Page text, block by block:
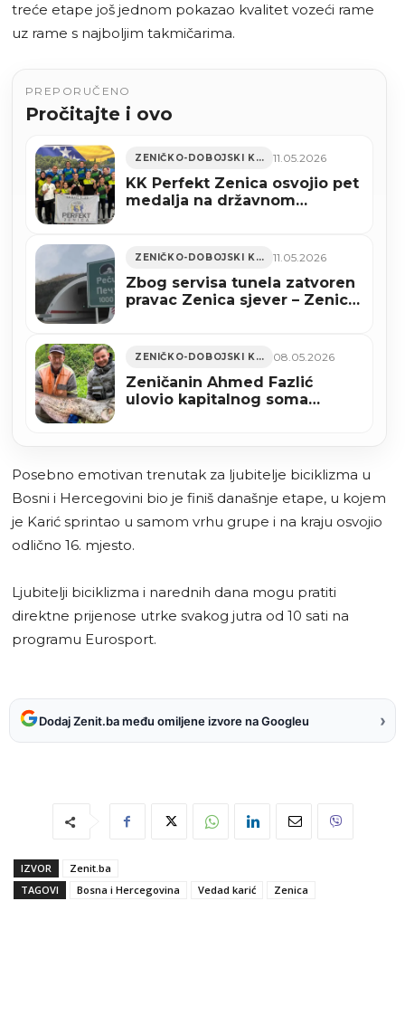
treće etape još jednom pokazao kvalitet vozeći rame
uz rame s najboljim takmičarima.
PREPORUČENO
Pročitajte i ovo
ZENIČKO-DOBOJSKI KANTON 11.05.2026
KK Perfekt Zenica osvojio pet
medalja na državnom
(FOTO)
ZENIČKO-DOBOJSKI KANTON 11.05.2026
Zbog servisa tunela zatvoren
pravac Zenica sjever – Zenica
ZENIČKO-DOBOJSKI KANTON 08.05.2026
Zeničanin Ahmed Fazlić
ulovio kapitalnog soma
Posebno emotivan trenutak za ljubitelje biciklizma u
Bosni i Hercegovini bio je finiš današnje etape, u kojem
je Karić sprintao u samom vrhu grupe i na kraju osvojio
odlično 16. mjesto.
Ljubitelji biciklizma i narednih dana mogu pratiti
direktne prijenose utrke svakog jutra od 10 sati na
programu Eurosport.
Dodaj Zenit.ba među omiljene izvore na Googleu ›
IZVOR
Zenit.ba
TAGOVI
Bosna i Hercegovina Vedad karić Zenica